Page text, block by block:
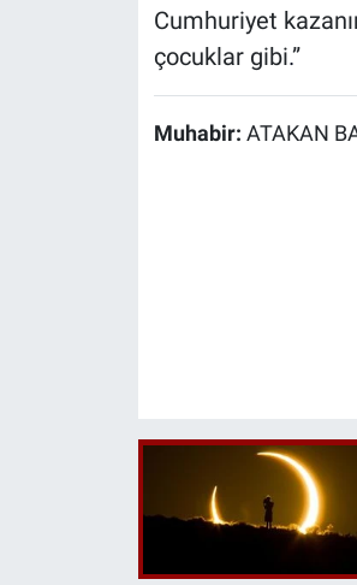
Cumhuriyet
çocuklar gibi.”
Muhabir: ATAKAN